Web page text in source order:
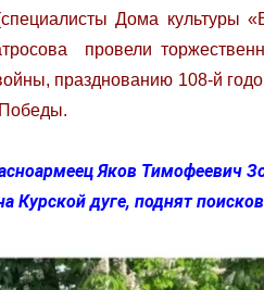
Дома
провели
празднованию 108-й
Яков Тимофеевич
Курской дуге, поднят